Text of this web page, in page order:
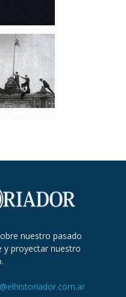
nuestro pasado
y proyectar nuestro